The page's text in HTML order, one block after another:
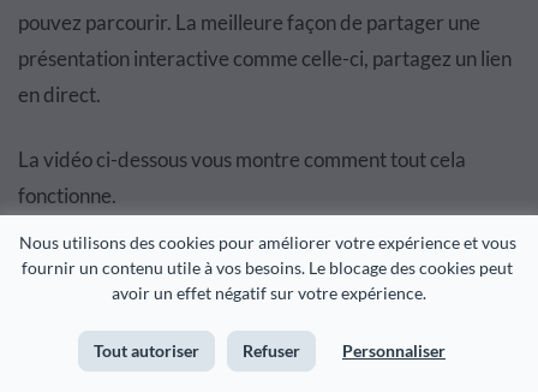
Nous utilisons des cookies pour améliorer votre expérience et vous
fournir un contenu utile à vos besoins. Le blocage des cookies peut
avoir un effet négatif sur votre expérience.
Tout autoriser Refuser Personnaliser
pouvez parcourir. La meilleure façon de partager une
présentation interactive comme celle-ci, partagez un lien
en direct.
La vidéo ci-dessous vous montre comment tout cela
fonctionne.